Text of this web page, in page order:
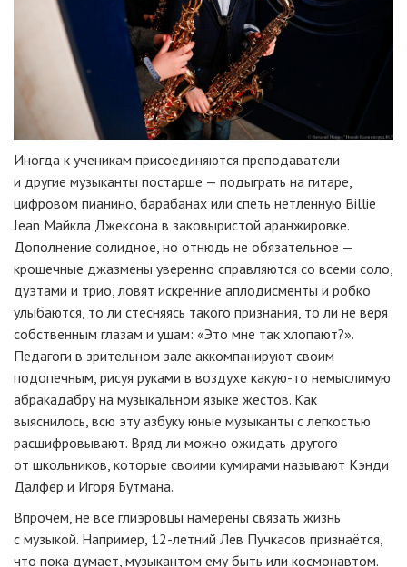
Иногда к ученикам присоединяются преподаватели
и другие музыканты постарше — подыграть на гитаре,
цифровом пианино, барабанах или спеть нетленную Billie
Jean Майкла Джексона в заковыристой аранжировке.
Дополнение солидное, но отнюдь не обязательное —
крошечные джазмены уверенно справляются со всеми соло,
дуэтами и трио, ловят искренние аплодисменты и робко
улыбаются, то ли стесняясь такого признания, то ли не веря
собственным глазам и ушам: «Это мне так хлопают?».
Педагоги в зрительном зале аккомпанируют своим
подопечным, рисуя руками в воздухе какую-то немыслимую
абракадабру на музыкальном языке жестов. Как
выяснилось, всю эту азбуку юные музыканты с легкостью
расшифровывают. Вряд ли можно ожидать другого
от школьников, которые своими кумирами называют Кэнди
Далфер и Игоря Бутмана.
Впрочем, не все глиэровцы намерены связать жизнь
с музыкой. Например, 12-летний Лев Пучкасов признаётся,
что пока думает, музыкантом ему быть или космонавтом.